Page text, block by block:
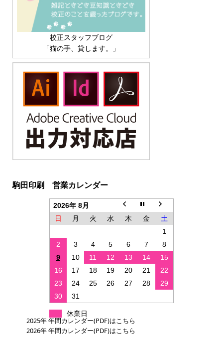
校正スタッフブログ
「猫の手、貸します。」
駒田印刷 営業カレンダー
2026年 8月
日
月 火 水 木 金
土
1
2
3 4 5 6 7
8
9
10 11 12 13 14
15
16
17 18 19 20 21
22
23
24 25 26 27 28
29
30
31
休業日
2025年 年間カレンダー(PDF)はこちら
2026年 年間カレンダー(PDF)はこちら